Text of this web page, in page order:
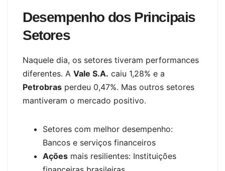
Desempenho dos Principais
Setores
Naquele dia, os setores tiveram performances
diferentes. A Vale S.A. caiu 1,28% e a
Petrobras perdeu 0,47%. Mas outros setores
mantiveram o mercado positivo.
Setores com melhor desempenho:
Bancos e serviços financeiros
Ações mais resilientes: Instituições